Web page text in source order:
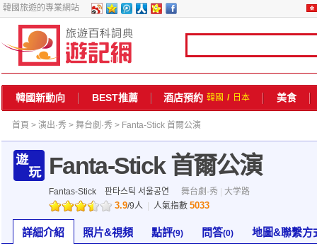
韓國旅遊的專業網站
韓國新動向 BEST推薦 酒店預約 韓國 / 日本 美食
首頁 > 演出·秀 > 舞台劇·秀 > Fanta-Stick 首爾公演
Fanta-Stick 首爾公演
Fantas-Stick 판타스틱 서울공연 舞台劇·秀 大学路
3.9/9人 人氣指數 5033
詳細介紹 照片&視頻 點評(9) 問答(0) 地圖&聯繫方